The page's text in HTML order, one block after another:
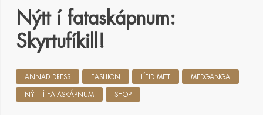
Nýtt í fataskápnum:
Skyrtufíkill!
ANNAÐ DRESS FASHION LÍFIÐ MITT MEÐGANGA
NÝTT Í FATASKÁPNUM SHOP